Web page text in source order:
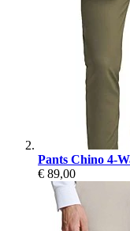
Pants Chino 4-
€ 89,00